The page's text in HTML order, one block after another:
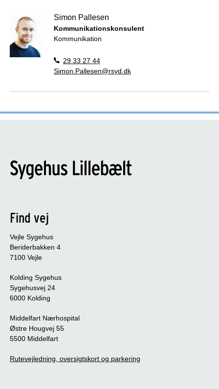
Simon Pallesen
Kommunikationskonsulent
Kommunikation
29 33 27 44
Simon.Pallesen@rsyd.dk
Find vej
Vejle Sygehus
Beriderbakken 4
7100 Vejle
Kolding Sygehus
Sygehusvej 24
6000 Kolding
Middelfart Nærhospital
Østre Hougvej 55
5500 Middelfart
Rutevejledning, oversigtskort og parkering